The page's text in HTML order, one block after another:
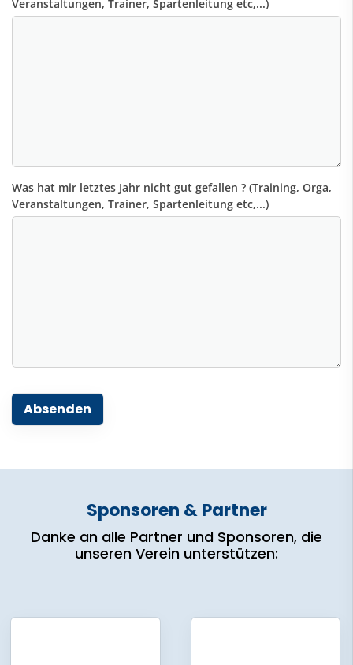
Veranstaltungen, Trainer, Spartenleitung etc,...)
Was hat mir letztes Jahr nicht gut gefallen ? (Training, Orga,
Veranstaltungen, Trainer, Spartenleitung etc,...)
Sponsoren & Partner
Danke an alle Partner und Sponsoren, die
unseren Verein unterstützen: